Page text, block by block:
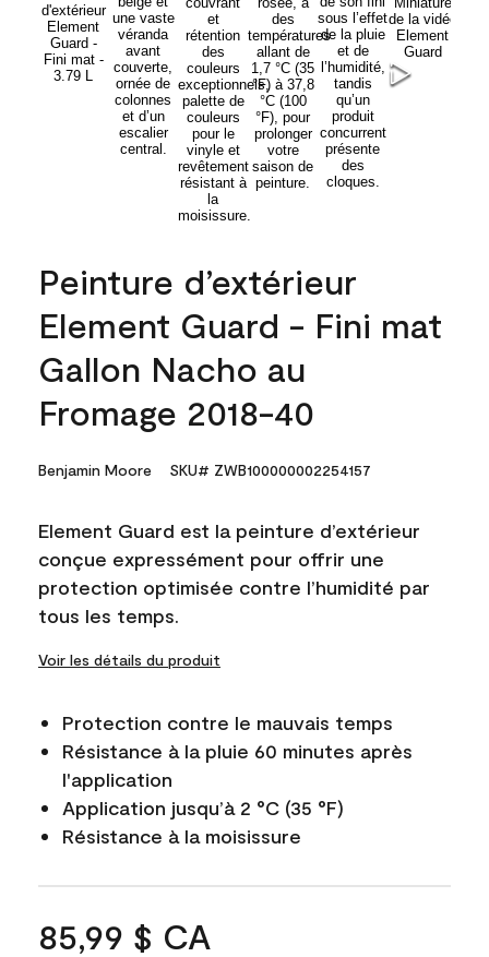
Peinture d’extérieur
Element Guard - Fini mat
Gallon Nacho au
Fromage 2018-40
Benjamin Moore SKU# ZWB100000002254157
Element Guard est la peinture d’extérieur
conçue expressément pour offrir une
protection optimisée contre l’humidité par
tous les temps.
Voir les détails du produit
Protection contre le mauvais temps
Résistance à la pluie 60 minutes après
l'application
Application jusqu’à 2 °C (35 °F)
Résistance à la moisissure
85,99 $ CA